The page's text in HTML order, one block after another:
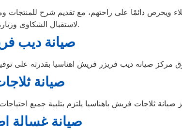
لاستقبال الشكاوى وزيارة منازلكم لإجراء الصيانة اللازمة.
صيانة ديب
صيانة
صيانة غسالة